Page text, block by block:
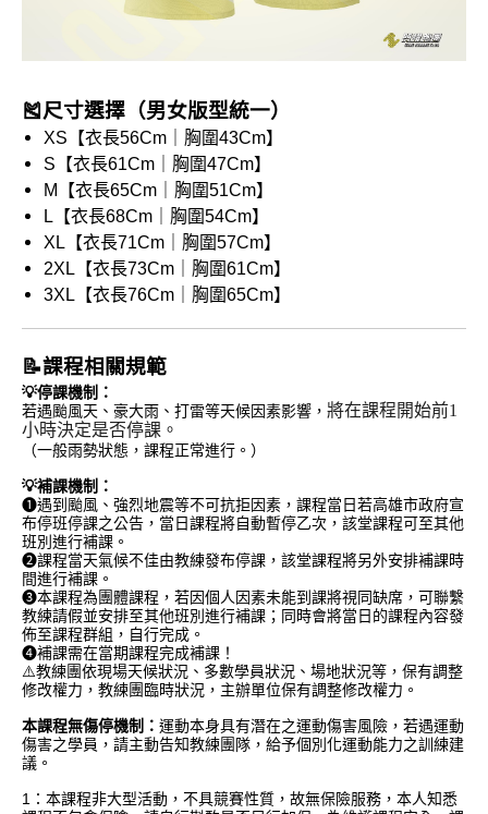
🎽尺寸選擇（男女版型統一）
XS【衣長56Cm｜胸圍43Cm】
S【衣長61Cm｜胸圍47Cm】
M【衣長65Cm｜胸圍51Cm】
L【衣長68Cm｜胸圍54Cm】
XL【衣長71Cm｜胸圍57Cm】
2XL【衣長73Cm｜胸圍61Cm】
3XL 【衣長76Cm ｜胸圍65Cm】
📝課程相關規範
💡停課機制：
若遇颱風天、豪大雨、打雷等天候因素影響， 將在課程開始前1
小時決定是否停課。
（一般雨勢狀態，課程正常進行。）
💡補課機制：
❶遇到颱風、強烈地震等不可抗拒因素，課程當日若高雄市政府宣
布停班停課之公告，當日課程將自動暫停乙次，該堂課程可至其他
班別進行補課。
❷課程當天氣候不佳由教練發布停課，該堂課程將另外安排補課時
間進行補課。
❸本課程為團體課程，若因個人因素未能到課將視同缺席，可聯繫
教練請假並安排至其他班別進行補課；同時會將當日的課程內容發
佈至課程群組，自行完成。
❹補課需在當期課程完成補課！
⚠️教練團依現場天候狀況、多數學員狀況、場地狀況等，保有調整
修改權力，教練團臨時狀況，主辦單位保有調整修改權力。
本課程無傷停機制： 運動本身具有潛在之運動傷害風險，若遇運動
傷害之學員，請主動告知教練團隊，給予個別化運動能力之訓練建
議。
1：本課程非大型活動，不具競賽性質，故無保險服務，本人知悉